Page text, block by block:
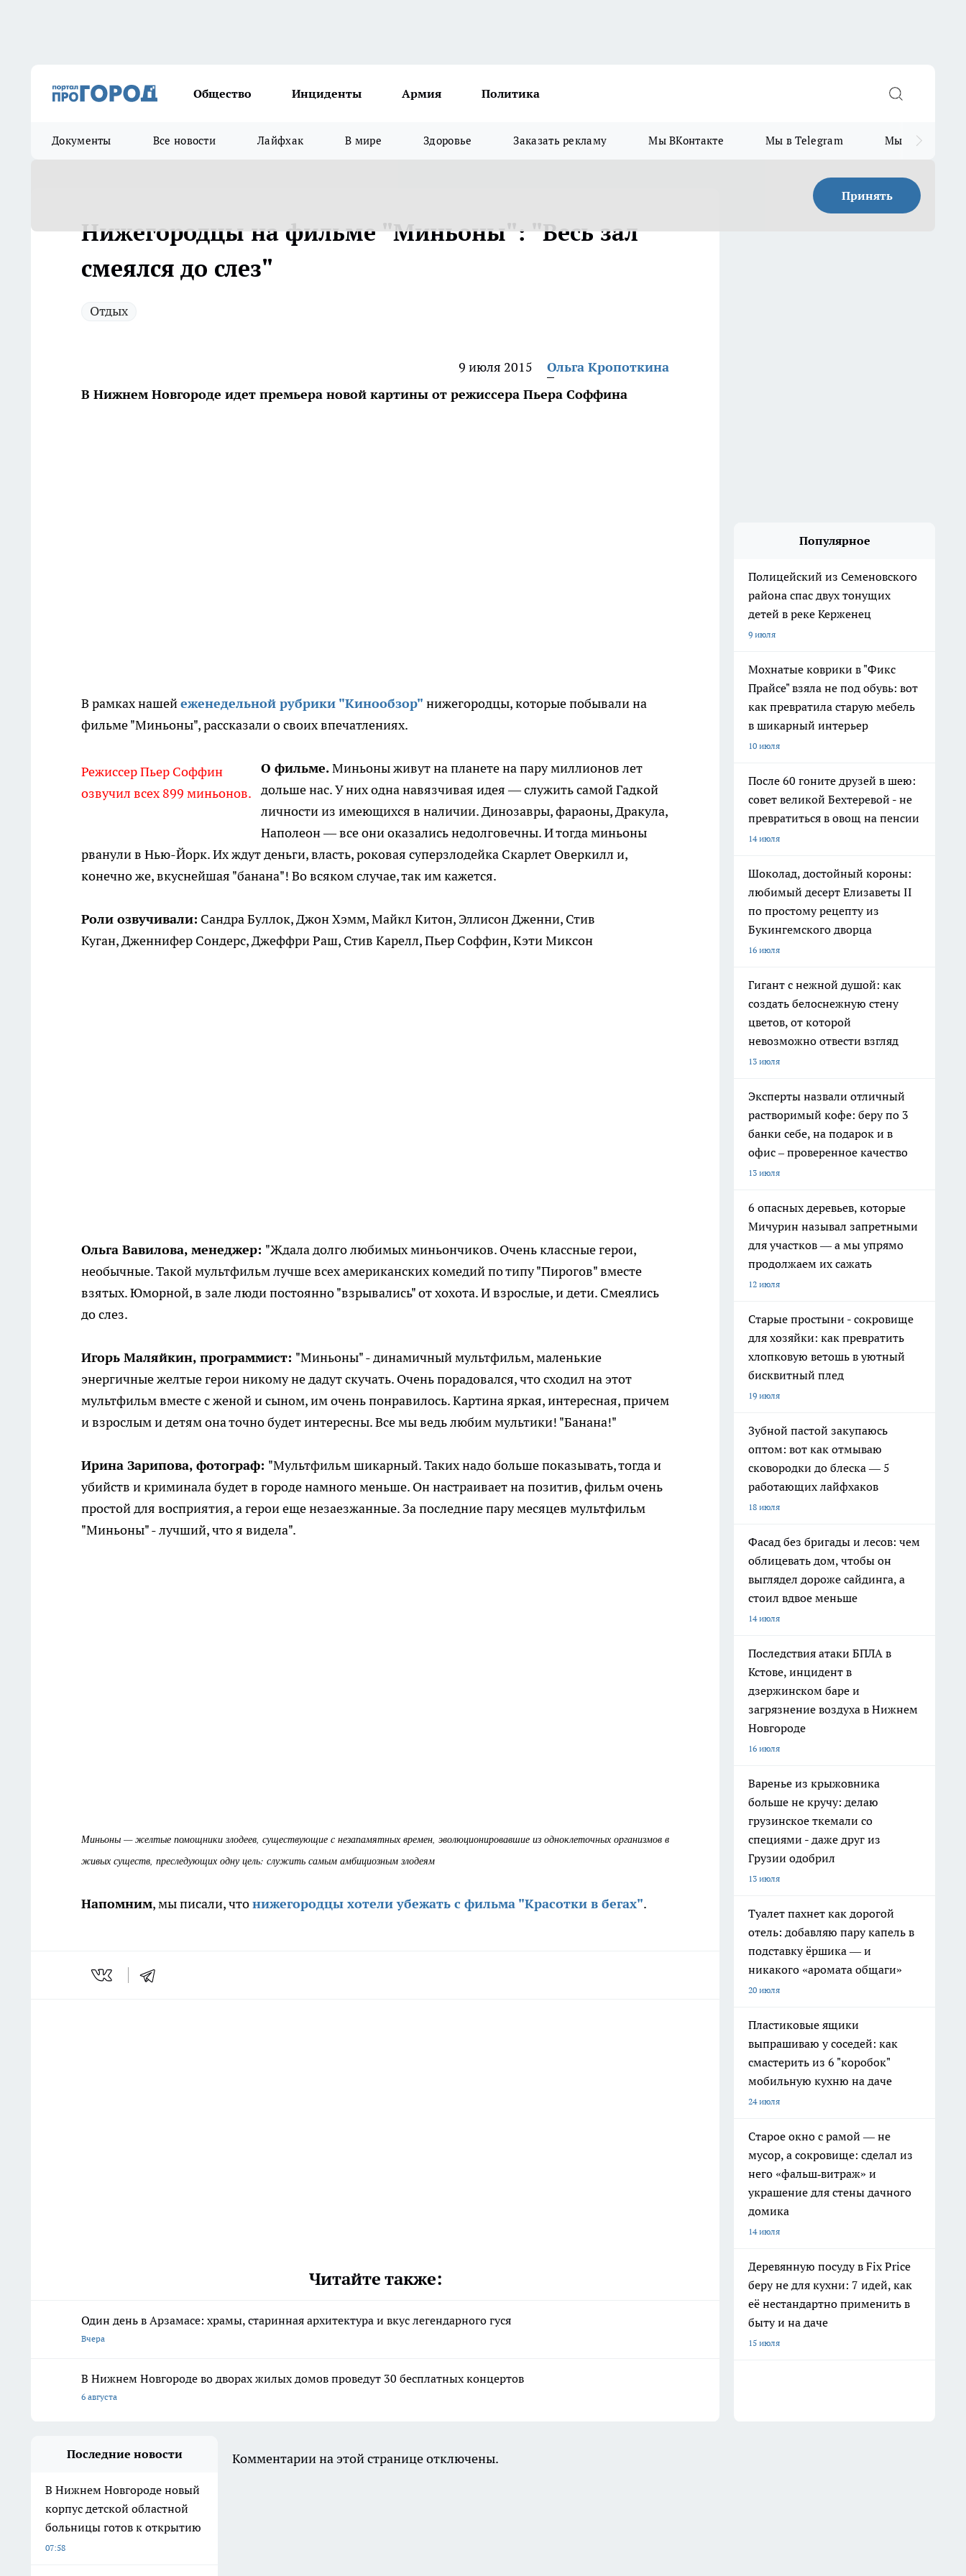
Общество Инциденты Армия Политика
Документы Все новости Лайфхак В мире Здоровье Заказать рекламу Мы ВКонтакте Мы в Telegram Мы в MAX
Принять
Нижегородцы на фильме "Миньоны": "Весь зал
смеялся до слез"
Отдых
9 июля 2015
Ольга Кропоткина
В Нижнем Новгороде идет премьера новой картины от режиссера Пьера Соффина
В рамках нашейеженедельной рубрики "Кинообзор" нижегородцы, которые побывали на
фильме "Миньоны", рассказали о своих впечатлениях.
Режиссер Пьер Соффин
озвучил всех 899 миньонов.
О фильме.Миньоны живут на планете на пару миллионов лет
дольше нас. У них одна навязчивая идея — служить самой Гадкой
личности из имеющихся в наличии. Динозавры, фараоны, Дракула,
Наполеон — все они оказались недолговечны. И тогда миньоны
рванули в Нью-Йорк. Их ждут деньги, власть, роковая суперзлодейка Скарлет Оверкилл и,
конечно же, вкуснейшая "банана"! Во всяком случае, так им кажется.
Роли озвучивали: Сандра Буллок, Джон Хэмм, Майкл Китон, Эллисон Дженни, Стив
Куган, Дженнифер Сондерс, Джеффри Раш, Стив Карелл, Пьер Соффин, Кэти Миксон
Ольга Вавилова, менеджер: "Ждала долго любимых миньончиков. Очень классные герои,
необычные. Такой мультфильм лучше всех американских комедий по типу "Пирогов" вместе
взятых. Юморной, в зале люди постоянно "взрывались" от хохота. И взрослые, и дети. Смеялись
до слез.
Игорь Маляйкин, программист: "Миньоны" - динамичный мультфильм, маленькие
энергичные желтые герои никому не дадут скучать. Очень порадовался, что сходил на этот
мультфильм вместе с женой и сыном, им очень понравилось. Картина яркая, интересная, причем
и взрослым и детям она точно будет интересны. Все мы ведь любим мультики! "Банана!"
Ирина Зарипова, фотограф: "Мультфильм шикарный. Таких надо больше показывать, тогда и
убийств и криминала будет в городе намного меньше. Он настраивает на позитив, фильм очень
простой для восприятия, а герои еще незаезжанные. За последние пару месяцев мультфильм
"Миньоны" - лучший, что я видела".
Миньоны — желтые помощники злодеев, существующие с незапамятных времен, эволюционировавшие из одноклеточных организмов в
живых существ, преследующих одну цель: служить самым амбициозным злодеям
Напомним, мы писали, чтонижегородцы хотели убежать с фильма "Красотки в бегах".
Читайте также:
Один день в Арзамасе: храмы, старинная архитектура и вкус легендарного гуся
Вчера
В Нижнем Новгороде во дворах жилых домов проведут 30 бесплатных концертов
6 августа
Популярное
Полицейский из Семеновского
района спас двух тонущих
детей в реке Керженец
9 июля
Мохнатые коврики в "Фикс
Прайсе" взяла не под обувь: вот
как превратила старую мебель
в шикарный интерьер
10 июля
После 60 гоните друзей в шею:
совет великой Бехтеревой - не
превратиться в овощ на пенсии
14 июля
Шоколад, достойный короны:
любимый десерт Елизаветы II
по простому рецепту из
Букингемского дворца
16 июля
Гигант с нежной душой: как
создать белоснежную стену
цветов, от которой
невозможно отвести взгляд
13 июля
Эксперты назвали отличный
растворимый кофе: беру по 3
банки себе, на подарок и в
офис – проверенное качество
13 июля
6 опасных деревьев, которые
Мичурин называл запретными
для участков — а мы упрямо
продолжаем их сажать
12 июля
Старые простыни - сокровище
для хозяйки: как превратить
хлопковую ветошь в уютный
бисквитный плед
19 июля
Зубной пастой закупаюсь
оптом: вот как отмываю
сковородки до блеска — 5
работающих лайфхаков
18 июля
Фасад без бригады и лесов: чем
облицевать дом, чтобы он
выглядел дороже сайдинга, а
стоил вдвое меньше
14 июля
Последствия атаки БПЛА в
Кстове, инцидент в
дзержинском баре и
загрязнение воздуха в Нижнем
Новгороде
16 июля
Варенье из крыжовника
больше не кручу: делаю
грузинское ткемали со
специями - даже друг из
Грузии одобрил
13 июля
Туалет пахнет как дорогой
отель: добавляю пару капель в
подставку ёршика — и
никакого «аромата общаги»
20 июля
Пластиковые ящики
выпрашиваю у соседей: как
смастерить из 6 "коробок"
мобильную кухню на даче
24 июля
Старое окно с рамой — не
мусор, а сокровище: сделал из
него «фальш‑витраж» и
украшение для стены дачного
домика
14 июля
Деревянную посуду в Fix Price
беру не для кухни: 7 идей, как
её нестандартно применить в
быту и на даче
15 июля
Последние новости
В Нижнем Новгороде новый
корпус детской областной
больницы готов к открытию
07:58
Комментарии на этой странице отключены.